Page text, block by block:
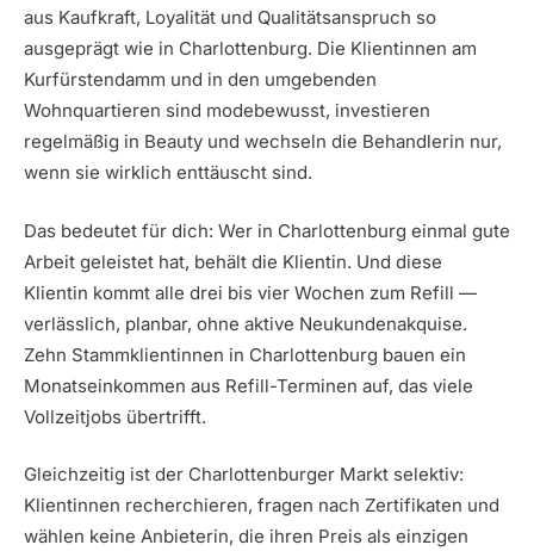
aus Kaufkraft, Loyalität und Qualitätsanspruch so
ausgeprägt wie in Charlottenburg. Die Klientinnen am
Kurfürstendamm und in den umgebenden
Wohnquartieren sind modebewusst, investieren
regelmäßig in Beauty und wechseln die Behandlerin nur,
wenn sie wirklich enttäuscht sind.
Das bedeutet für dich: Wer in Charlottenburg einmal gute
Arbeit geleistet hat, behält die Klientin. Und diese
Klientin kommt alle drei bis vier Wochen zum Refill —
verlässlich, planbar, ohne aktive Neukundenakquise.
Zehn Stammklientinnen in Charlottenburg bauen ein
Monatseinkommen aus Refill-Terminen auf, das viele
Vollzeitjobs übertrifft.
Gleichzeitig ist der Charlottenburger Markt selektiv:
Klientinnen recherchieren, fragen nach Zertifikaten und
wählen keine Anbieterin, die ihren Preis als einzigen